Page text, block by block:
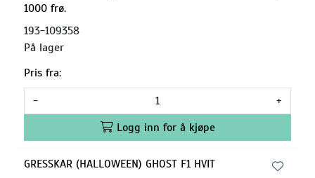
1000 frø.
193-109358
På lager
Pris fra:
-
+
Logg inn for å kjøpe
GRESSKAR (HALLOWEEN) GHOST F1 HVIT